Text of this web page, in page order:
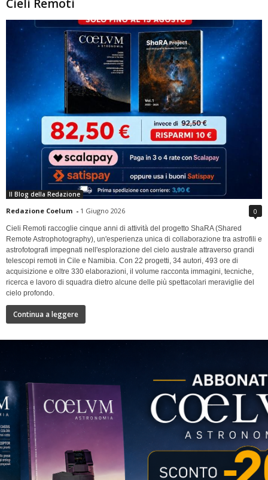
Cieli Remoti
Il Blog della Redazione
Redazione Coelum - 1 Giugno 2026 0
Cieli Remoti raccoglie cinque anni di attività del progetto ShaRA (Shared
Remote Astrophotography), un'esperienza unica di collaborazione tra astrofili e
astrofotografi impegnati nell'esplorazione del cielo australe attraverso grandi
telescopi remoti in Cile e Namibia. Con 22 progetti, 34 autori, 493 ore di
acquisizione e oltre 330 elaborazioni, il volume racconta immagini, tecniche,
ricerca e lavoro di squadra dietro alcune delle più spettacolari meraviglie del
cielo profondo.
Continua a leggere